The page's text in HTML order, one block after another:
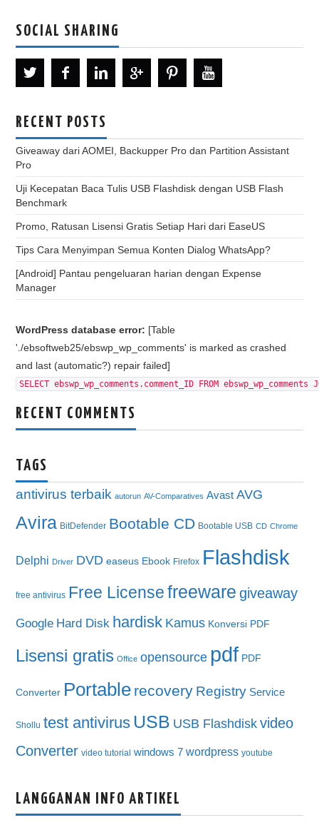
SOCIAL SHARING
RECENT POSTS
Giveaway dari AOMEI, Backupper Pro dan Partition Assistant
Pro
Uji Kecepatan Baca Tulis USB Flashdisk dengan USB Flash
Benchmark
Promo, Ratusan Lisensi Gratis Setiap Hari dari EaseUS
Tips Cara Menyimpan Semua Konten Dialog WhatsApp?
[Android] Pantau pengeluaran harian dengan Expense
Manager
WordPress database error: [Table
'./ebsoftweb25/ebswp_wp_comments' is marked as crashed
and last (automatic?) repair failed]
SELECT ebswp_wp_comments.comment_ID FROM
RECENT COMMENTS
TAGS
antivirus terbaik autorun AV-Comparatives Avast AVG
Avira BitDefender Bootable CD Bootable USB CD Chrome
Delphi Driver DVD easeus Ebook Firefox Flashdisk
free antivirus Free License freeware giveaway
Google Hard Disk hardisk Kamus Konversi PDF
Lisensi gratis Office opensource pdf PDF
Converter Portable recovery Registry Service
Shollu test antivirus USB USB Flashdisk video
Converter video tutorial windows 7 wordpress youtube
LANGGANAN INFO ARTIKEL